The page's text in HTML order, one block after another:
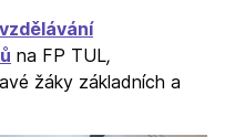
na FP TUL,
žáky základních a